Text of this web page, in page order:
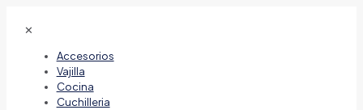
✕
Accesorios
Vajilla
Cocina
Cuchilleria